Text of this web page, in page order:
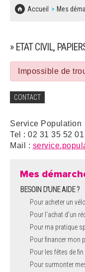
Accueil Mes
» ETAT CIVIL,
Impossible de
CONTACT
Service Population
Tel : 02 31 35 52 01
Mail :
Mes
BESOIN D'UNE AIDE ?
Pour acheter un
Pour l'achat d’un
Pour ma pratique
Pour financer mon
Pour les fêtes de
Pour surmonter
CONCERTATIONS
SOLIDARITÉ,
SÉNIORS
EMPLOI
URBANISME
POLICE MUNICIPALE
BESOIN D'UNE AIDE ?
LES ASSOCIATIONS
MARCHÉS PUBLICS
DOCUMENT
SUR LES RISQUES
REGLEMENT LOCAL
DECLARATION DE
DOSSIER DE
DEMANDE DE PRÊT
FICHE
PLAN D'ACTION
ARRÊTÉS